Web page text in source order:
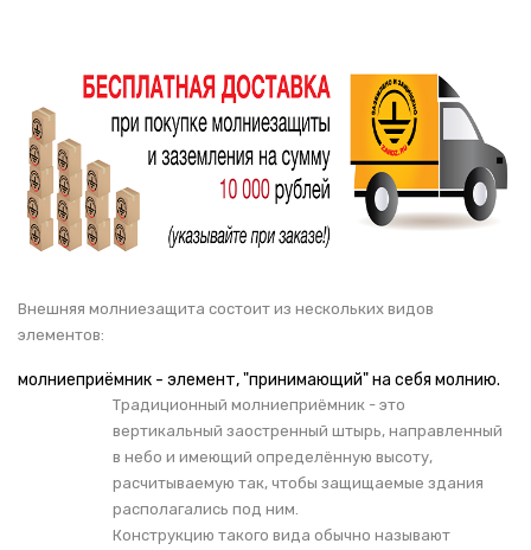
ГЕОСИНТЕТИЧЕСКИЕ МАТЕРИАЛЫ
НАШИ СЕРТИФИКАТЫ
Внешняя молниезащита состоит из нескольких видов
элементов:
молниеприёмник - элемент, "принимающий" на себя молнию.
Традиционный молниеприёмник - это
вертикальный заостренный штырь, направленный
в небо и имеющий определённую высоту,
расчитываемую так, чтобы защищаемые здания
располагались под ним.
Конструкцию такого вида обычно называют